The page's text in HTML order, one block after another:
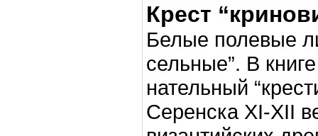
Крест
Белые полевые
сельные”. В
нательный
Серенска XI-XII